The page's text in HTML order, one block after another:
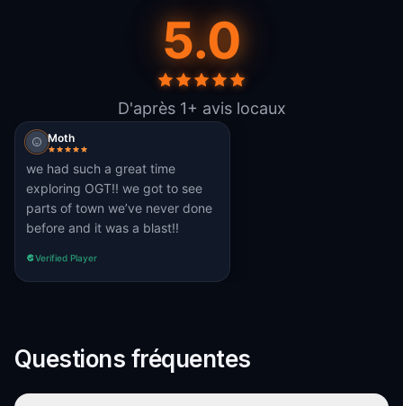
5.0
D'après 1+ avis locaux
Moth
we had such a great time
exploring OGT!! we got to see
parts of town we’ve never done
before and it was a blast!!
Verified Player
Questions fréquentes